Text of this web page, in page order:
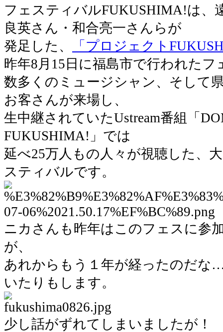
フェスティバルFUKUSHIMA!は、
良英さん・和合亮一さんらが
発足した、
「プロジェクト
昨年8月15日に福島市で行われた
数多くのミュージシャン、そして
お客さんが来場し、
生中継されていたUstream番組「
FUKUSHIMA!」では
延べ25万人もの人々が視聴した、
スティバルです。
ニカさんも昨年はこのフェスに参
が、
あれからもう１年が経ったのだな
いたりもします。
少し話がずれてしまいましたが！